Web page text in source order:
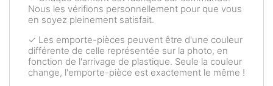
Nous les vérifions personnellement pour que vous
en soyez pleinement satisfait.
✓ Les emporte-pièces peuvent être d'une couleur
différente de celle représentée sur la photo, en
fonction de l'arrivage de plastique. Seule la couleur
change, l'emporte-pièce est exactement le même !